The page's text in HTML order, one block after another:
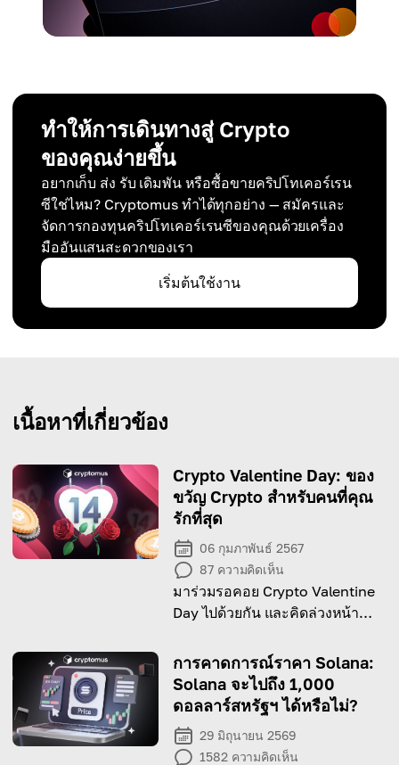
ทำให้การเดินทางสู่ Crypto
ของคุณง่ายขึ้น
อยากเก็บ ส่ง รับ เดิมพัน หรือซื้อขายคริปโทเคอร์เรน
ซีใช่ไหม? Cryptomus ทำได้ทุกอย่าง — สมัครและ
จัดการกองทุนคริปโทเคอร์เรนซีของคุณด้วยเครื่อง
มืออันแสนสะดวกของเรา
เริ่มต้นใช้งาน
เนื้อหาที่เกี่ยวข้อง
Crypto Valentine Day: ของ
ขวัญ Crypto สำหรับคนที่คุณ
รักที่สุด
06 กุมภาพันธ์ 2567
87 ความคิดเห็น
มาร่วมรอคอย Crypto Valentine
Day ไปด้วยกัน และคิดล่วงหน้า
รักที่สุด
การคาดการณ์ราคา Solana:
Solana จะไปถึง 1,000
ดอลลาร์สหรัฐฯ ได้หรือไม่?
29 มิถุนายน 2569
1582 ความคิดเห็น